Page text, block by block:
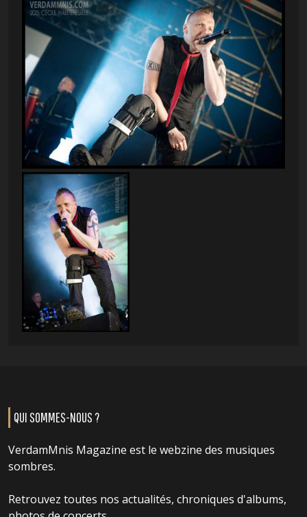
QUI SOMMES-NOUS ?
VerdamMnis Magazine est le webzine des musiques
sombres.
Retrouvez toutes nos actualités, chroniques d'albums,